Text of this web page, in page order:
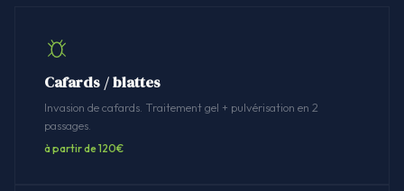
Cafards / blattes
Invasion de cafards. Traitement gel + pulvérisation en 2
passages.
à partir de 120€